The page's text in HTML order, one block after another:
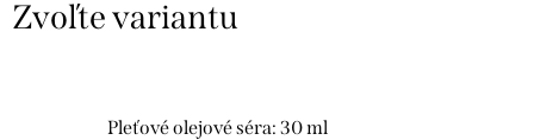
Pleťové olejové séra: 30 ml